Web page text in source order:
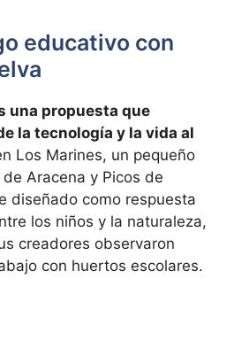
educativo con
una propuesta que
la tecnología y la vida al
Los Marines, un pequeño
Aracena y Picos de
diseñado como respuesta
los niños y la naturaleza,
creadores observaron
con huertos escolares.